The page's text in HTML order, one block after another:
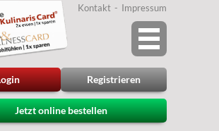
Registrieren
Kontakt Impressum
Jetzt online bestellen